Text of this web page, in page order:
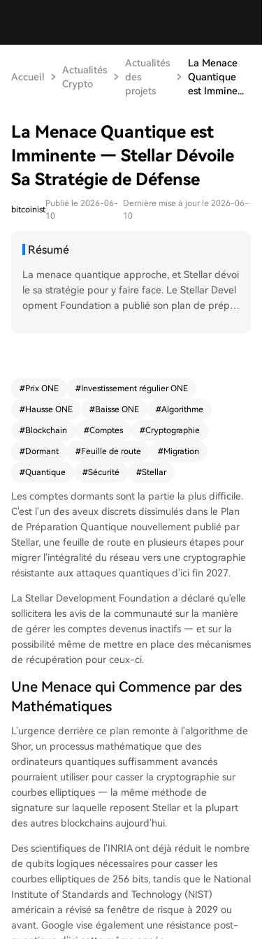
Accueil
Actualités
Crypto
Actualités
des
projets
La Menace
Quantique
est Immine...
La Menace Quantique est
Imminente — Stellar Dévoile
Sa Stratégie de Défense
bitcoinist
Publié le 2026-06-
10
Dernière mise à jour le 2026-06-
10
Résumé
La menace quantique approche, et Stellar dévoi
le sa stratégie pour y faire face. Le Stellar Devel
opment Foundation a publié son plan de prépar
ues avancés de casser la cryptographie à courb
deux risques principaux : la compromission des s
ignatures des validateurs (menaçant le consens
mptes. Des milliers de comptes dormants posent
un défi particulier, sans solution facile. Stellar po
ssède un avantage structurel : contrairement à l
a plupart des blockchains, ses adresses de com
pte sont distinctes des clés de signature. Les util
isateurs peuvent donc ajouter ou remplacer des
signataires quantiques-sûrs via une opération ex
istante (`set_options`), sans devoir créer un nouv
eau compte ou déplacer leurs actifs. Le déploie
ment se fera en trois phases : dès 2026, l'ajout d
e signatures post-quantiques (algorithmes ML-
DSA) pour les contrats intelligents Soroban ; en
2027, l'introduction native de ces signataires po
ur tous les comptes classiques. L'abandon final d
e et dépendra de l'évolution de la menace. Une l
acune reste à combler : les systèmes à preuve à
courbes vulnérables, nécessitant des recherch...
#Prix ONE #Investissement régulier ONE
#Hausse ONE #Baisse ONE #Algorithme
#Blockchain #Comptes #Cryptographie
#Dormant #Feuille de route #Migration
#Quantique #Sécurité #Stellar
Les comptes dormants sont la partie la plus difficile.
C'est l'un des aveux discrets dissimulés dans le Plan
de Préparation Quantique nouvellement publié par
Stellar, une feuille de route en plusieurs étapes pour
migrer l'intégralité du réseau vers une cryptographie
résistante aux attaques quantiques d'ici fin 2027.
La Stellar Development Foundation a déclaré qu'elle
sollicitera les avis de la communauté sur la manière
de gérer les comptes devenus inactifs — et sur la
possibilité même de mettre en place des mécanismes
de récupération pour ceux-ci.
Une Menace qui Commence par des
Mathématiques
L'urgence derrière ce plan remonte à l'algorithme de
Shor, un processus mathématique que des
ordinateurs quantiques suffisamment avancés
pourraient utiliser pour casser la cryptographie sur
courbes elliptiques — la même méthode de
signature sur laquelle reposent Stellar et la plupart
des autres blockchains aujourd'hui.
Des scientifiques de l'INRIA ont déjà réduit le nombre
de qubits logiques nécessaires pour casser les
courbes elliptiques de 256 bits, tandis que le National
Institute of Standards and Technology (NIST)
américain a révisé sa fenêtre de risque à 2029 ou
avant. Google vise également une résistance post-